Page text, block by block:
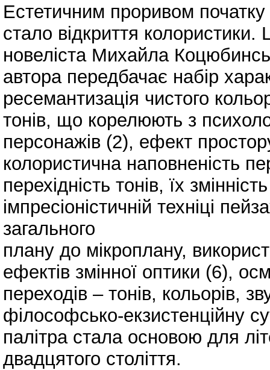
Естетичним проривом початку
стало відкриття колористики.
новеліста Михайла
автора передбачає набір
ресемантизація чистого
тонів, що корелюють з
персонажів (2), ефект
колористична наповненість
перехідність тонів, їх
імпресіоністичній техніці
загального
плану до мікроплану,
ефектів змінної оптики (6),
переходів – тонів, кольорів,
філософсько-екзистенційну
палітра стала основою для
двадцятого століття.